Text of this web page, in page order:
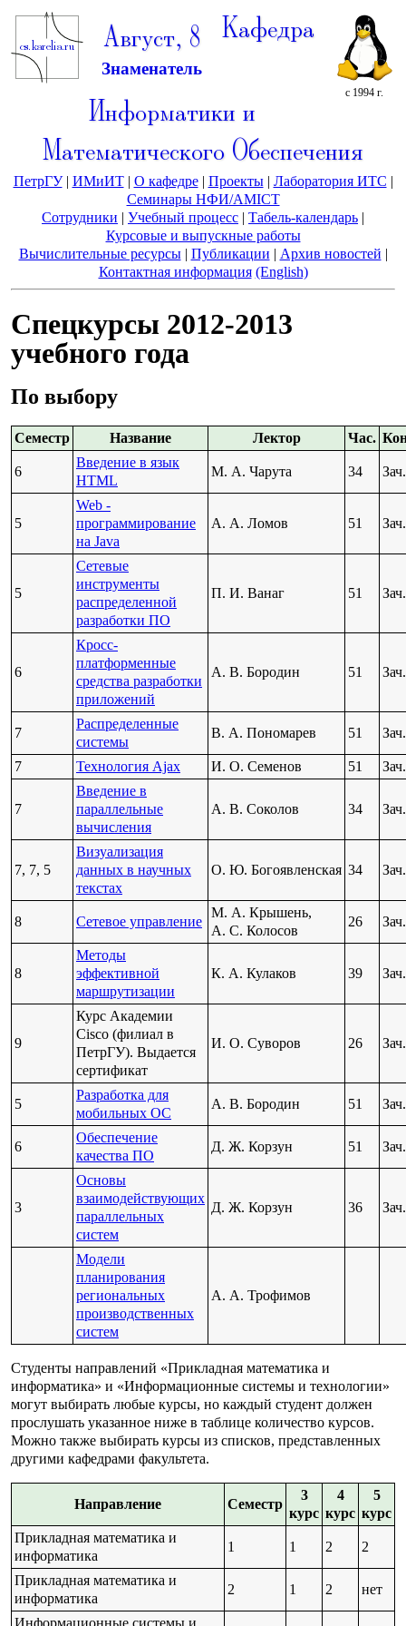
Август, 8
Знаменатель
с 1994 г.
Кафедра
Информатики и
Математического Обеспечения
ПетрГУ| ИМиИТ| О кафедре| Проекты| Лаборатория ИТС |
Семинары НФИ/AMICT
Сотрудники | Учебный процесс | Табель-календарь |
Курсовые и выпускные работы
Вычислительные ресурсы| Публикации | Архив новостей |
Контактная информация (English)
Спецкурсы 2012-2013
учебного года
По выбору
Семестр Название Лектор Час.
6
Введение в язык
HTML
М. А. Чарута 34 Зач.
5
Web -
программирование
на Java
А. А. Ломов 51 Зач.
5
Сетевые
инструменты
распределенной
разработки ПО
П. И. Ванаг 51 Зач.
6
Кросс-
платформенные
средства разработки
приложений
А. В. Бородин 51 Зач.
7
Распределенные
системы
В. А. Пономарев 51 Зач.
7 Технология Ajax И. О. Семенов 51 Зач.
7
Введение в
параллельные
вычисления
А. В. Соколов 34 Зач.
7, 7, 5
Визуализация
данных в научных
текстах
О. Ю. Богоявленская 34 Зач.
8 Сетевое управление
М. А. Крышень,
А. С. Колосов
26 Зач.
8
Методы
эффективной
маршрутизации
К. А. Кулаков 39 Зач.
9
Курс Академии
Cisco (филиал в
ПетрГУ). Выдается
сертификат
И. О. Суворов 26 Зач.
5
Разработка для
мобильных ОС
А. В. Бородин 51 Зач.
6
Обеспечение
качества ПО
Д. Ж. Корзун 51 Зач.
3
Основы
взаимодействующих
параллельных
систем
Д. Ж. Корзун 36 Зач.
Модели
планирования
региональных
производственных
систем
А. А. Трофимов
Студенты направлений «Прикладная математика и
информатика» и «Информационные системы и технологии»
могут выбирать любые курсы, но каждый студент должен
прослушать указанное ниже в таблице количество курсов.
Можно также выбирать курсы из списков, представленных
другими кафедрами факультета.
Направление Семестр
3
курс
4
курс
5
курс
Прикладная математика и
информатика
1 1 2 2
Прикладная математика и
информатика
2 1 2 нет
Информационные системы и